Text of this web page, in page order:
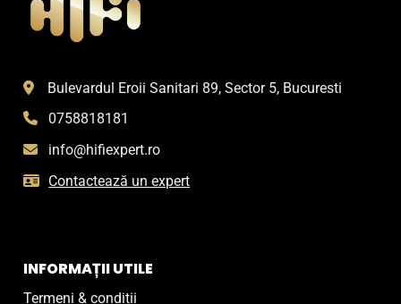
Bulevardul Eroii Sanitari 89, Sector 5, Bucuresti
0758818181
info@hifiexpert.ro
Contactează un expert
INFORMAȚII UTILE
Termeni & condiții